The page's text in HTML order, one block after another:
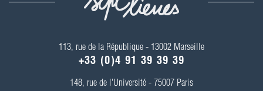
113, rue de la République - 13002 Marseille
+33 (0)4 91 39 39 39
148, rue de l'Université - 75007 Paris